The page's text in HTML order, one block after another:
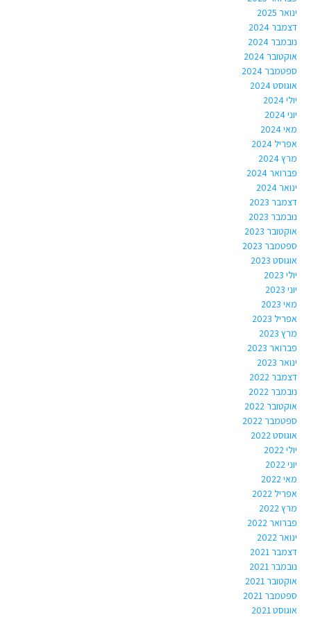
ינואר 2025
דצמבר 2024
נובמבר 2024
אוקטובר 2024
ספטמבר 2024
אוגוסט 2024
יולי 2024
יוני 2024
מאי 2024
אפריל 2024
מרץ 2024
פברואר 2024
ינואר 2024
דצמבר 2023
נובמבר 2023
אוקטובר 2023
ספטמבר 2023
אוגוסט 2023
יולי 2023
יוני 2023
מאי 2023
אפריל 2023
מרץ 2023
פברואר 2023
ינואר 2023
דצמבר 2022
נובמבר 2022
אוקטובר 2022
ספטמבר 2022
אוגוסט 2022
יולי 2022
יוני 2022
מאי 2022
אפריל 2022
מרץ 2022
פברואר 2022
ינואר 2022
דצמבר 2021
נובמבר 2021
אוקטובר 2021
ספטמבר 2021
אוגוסט 2021